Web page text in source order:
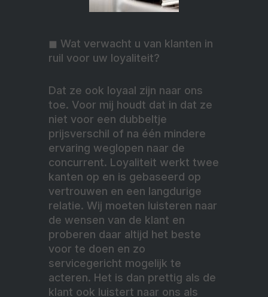
◼︎ Wat verwacht u van klanten in
ruil voor uw loyaliteit?
Dat ze ook loyaal zijn naar ons
toe. Voor mij houdt dat in dat ze
niet voor een dubbeltje
prijsverschil of na één mindere
ervaring weglopen naar de
concurrent. Loyaliteit werkt twee
kanten op en is gebaseerd op
vertrouwen en een langdurige
relatie. Wij moeten luisteren naar
de wensen van de klant en
proberen daar altijd het beste
voor te doen en zo
servicegericht mogelijk te
acteren. Het is dan prettig als de
klant ook luistert naar ons als